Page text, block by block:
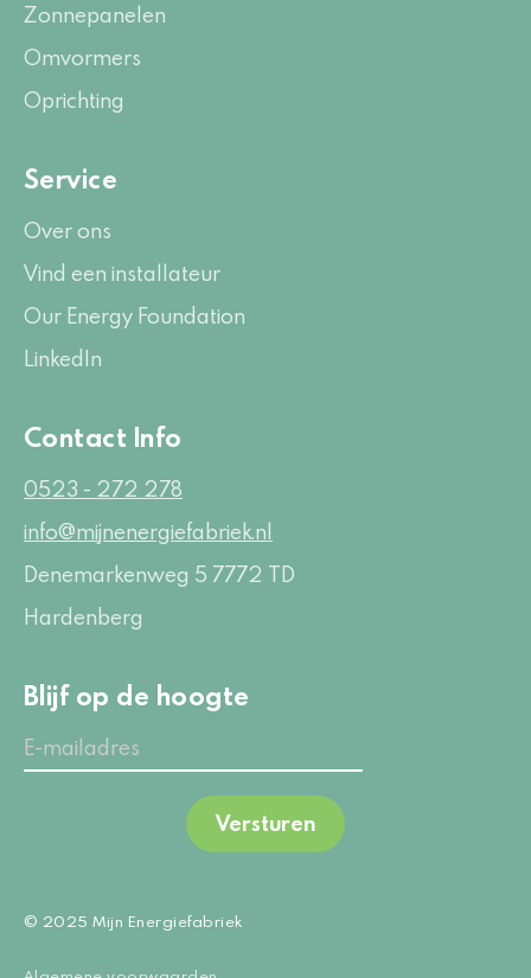
Zonnepanelen
Omvormers
Oprichting
Service
Over ons
Vind een installateur
Our Energy Foundation
LinkedIn
Contact Info
0523 - 272 278
info@mijnenergiefabriek.nl
Denemarkenweg 5 7772 TD
Hardenberg
Blijf op de hoogte
Versturen
© 2025 Mijn Energiefabriek